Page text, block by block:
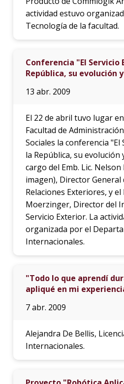
actividad estuvo
Tecnología de la facultad.
Conferencia "El Servicio
República, su evolución
13 abr. 2009
El 22 de abril tuvo lugar
Facultad de
Sociales la conferencia "El
la República, su evolución
cargo del Emb. Lic.
imagen), Director
Relaciones Exteriores, y el
Moerzinger, Director del
Servicio Exterior. La
organizada por el
Internacionales.
"Todo lo que aprendí
apliqué en mi
7 abr. 2009
Alejandra De Bellis,
Internacionales.